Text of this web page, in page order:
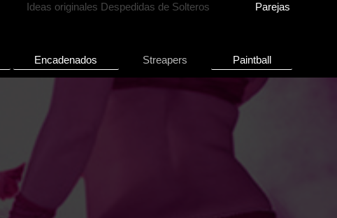
Ideas originales Despedidas de Solteros Parejas
Encadenados Streapers Paintball